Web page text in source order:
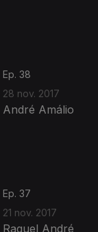
Ep. 38
28 nov. 2017
André Amálio
Ep. 37
21 nov. 2017
Raquel André